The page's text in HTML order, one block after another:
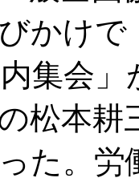
かけ
集会」
松本耕
た。